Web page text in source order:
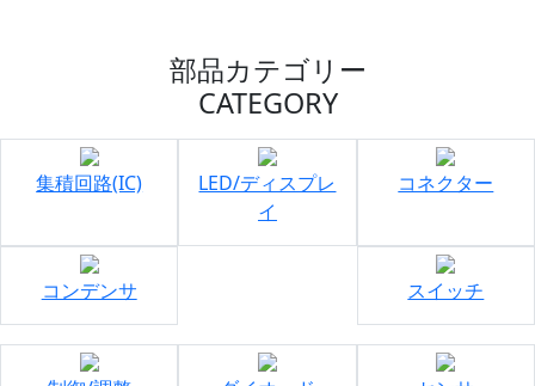
部品カテゴリー
CATEGORY
集積回路(IC)
LED/ディスプレ
イ
コネクター
コンデンサ スイッチ